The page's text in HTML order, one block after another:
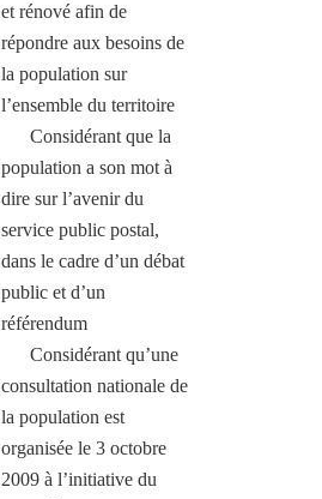
et rénové afin de
répondre aux besoins de
la population sur
l’ensemble du territoire
Considérant que la
population a son mot à
dire sur l’avenir du
service public postal,
dans le cadre d’un débat
public et d’un
référendum
Considérant qu’une
consultation nationale de
la population est
organisée le 3 octobre
2009 à l’initiative du